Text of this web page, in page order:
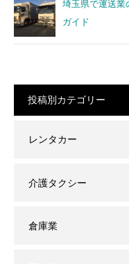
埼玉県で運送業
ガイド
投稿別カテゴリー
レンタカー
介護タクシー
倉庫業